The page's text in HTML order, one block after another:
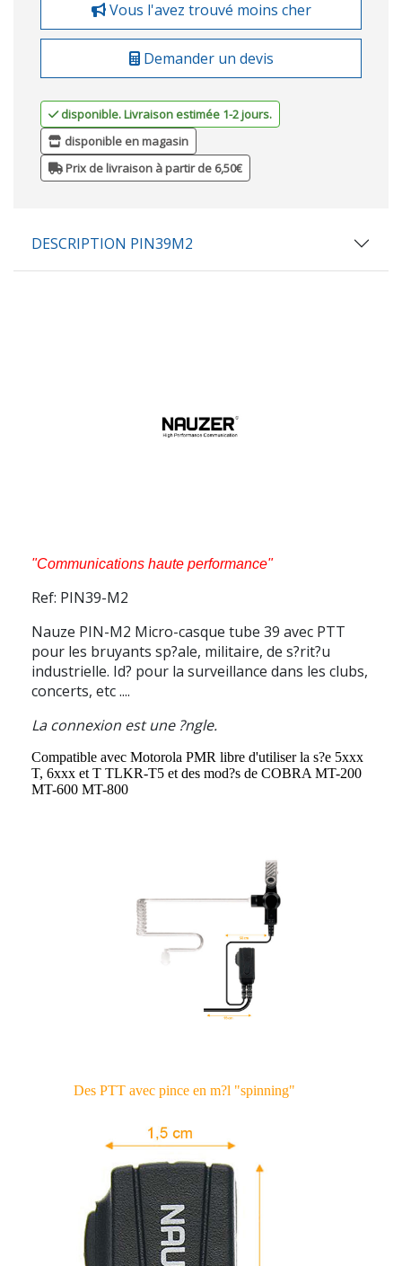
Vous l'avez trouvé moins cher
Demander un devis
disponible. Livraison estimée 1-2 jours.
disponible en magasin
Prix de livraison à partir de 6,50€
DESCRIPTION PIN39M2
"Communications haute performance"
Ref: PIN39-M2
Nauze PIN-M2 Micro-casque tube 39 avec PTT
pour les bruyants sp?ale, militaire, de s?rit?u
industrielle. Id? pour la surveillance dans les clubs,
concerts, etc ....
La connexion est une ?ngle.
Compatible avec Motorola PMR libre d'utiliser la s?e 5xxx
T, 6xxx et T TLKR-T5 et des mod?s de COBRA MT-200
MT-600 MT-800
Des PTT avec pince en m?l "spinning"